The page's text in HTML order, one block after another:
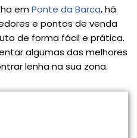
emPonte da Barca, há
e pontos de venda
de forma fácil e prática.
algumas das melhores
lenha na sua zona.